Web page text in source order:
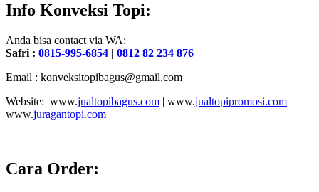
Info Konveksi Topi:
Anda bisa contact via WA:
Safri : 0815-995-6854 | 0812 82 234 876
Email : konveksitopibagus@gmail.com
Website: www.jualtopibagus.com | www.jualtopipromosi.com |
www.juragantopi.com
Cara Order: